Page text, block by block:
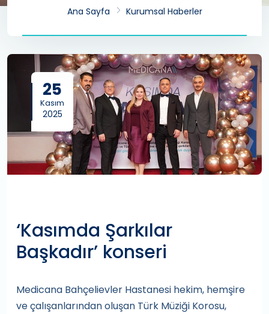
Ana Sayfa Kurumsal Haberler
25
Kasım
2025
‘Kasımda Şarkılar
Başkadır’ konseri
Medicana Bahçelievler Hastanesi hekim, hemşire
ve çalışanlarından oluşan Türk Müziği Korosu,